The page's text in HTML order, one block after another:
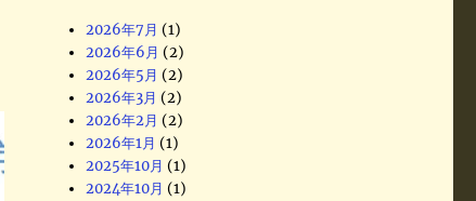
2026年7月 (1)
2026年6月 (2)
2026年5月 (2)
2026年3月 (2)
2026年2月 (2)
2026年1月 (1)
2025年10月 (1)
2024年10月 (1)